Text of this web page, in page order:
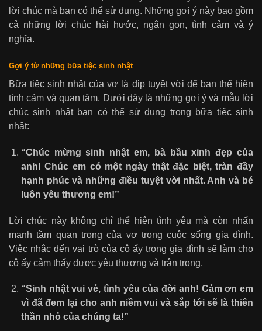
lời chúc mà bạn có thể sử dụng. Những gợi ý này bao gồm
cả những lời chúc hài hước, ngắn gọn, tình cảm và ý
nghĩa.
Gợi ý từ những bữa tiệc sinh nhật
Bữa tiệc sinh nhật của vợ là dịp tuyệt vời để bạn thể hiện
tình cảm và quan tâm. Dưới đây là những gợi ý và mẫu lời
chúc sinh nhật bạn có thể sử dụng trong bữa tiệc sinh
nhật:
“Chúc mừng sinh nhật em, bà bầu xinh đẹp của
anh! Chúc em có một ngày thật đặc biệt, tràn đầy
hạnh phúc và những điều tuyệt vời nhất. Anh và bé
luôn yêu thương em!”
Lời chúc này không chỉ thể hiện tình yêu mà còn nhấn
mạnh tầm quan trọng của vợ trong cuộc sống gia đình.
Việc nhắc đến vai trò của cô ấy trong gia đình sẽ làm cho
cô ấy cảm thấy được yêu thương và trân trọng.
“Sinh nhật vui vẻ, tình yêu của đời anh! Cảm ơn em
vì đã đem lại cho anh niềm vui và sắp tới sẽ là thiên
thần nhỏ của chúng ta!”